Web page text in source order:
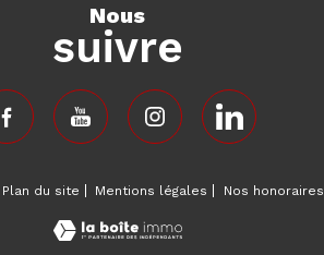
nous
suivre
Plan du site Mentions légales Nos honoraires